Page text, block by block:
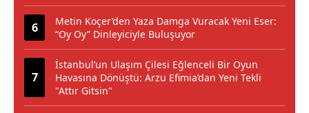
Metin Koçer’den Yaza Damga Vuracak Yeni Eser:
“Oy Oy” Dinleyiciyle Buluşuyor
İstanbul’un Ulaşım Çilesi Eğlenceli Bir Oyun
Havasına Dönüştü: Arzu Efimia’dan Yeni Tekli
"Attır Gitsin"